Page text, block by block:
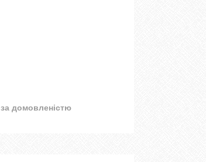
за домовленістю